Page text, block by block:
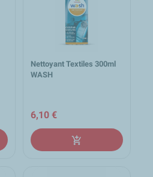
Nettoyant Textiles 300ml
WASH
6,10 €
add_shopping_cart